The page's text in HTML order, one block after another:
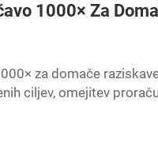
1000× Za
za domače
ciljev, omejitev
ki raziskuje